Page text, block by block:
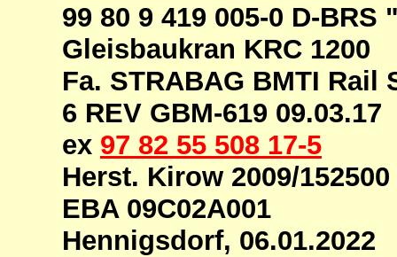
99 80 9 419 005-0 D-BRS
Gleisbaukran KRC 1200
Fa. STRABAG BMTI Rail
6 REV GBM-619 09.03.17
ex 97 82 55 508 17-5
Herst. Kirow 2009/152500
EBA 09C02A001
Hennigsdorf, 06.01.2022